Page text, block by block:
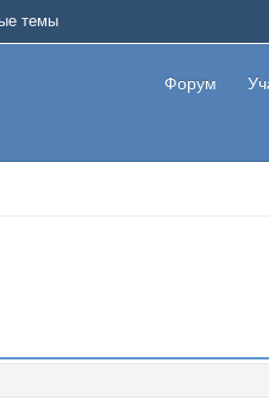
Форум
темы